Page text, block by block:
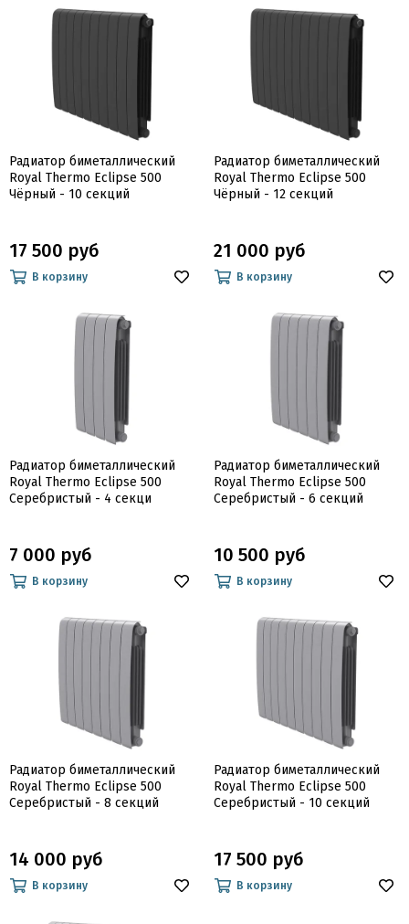
Радиатор биметаллический
Royal Thermo Eclipse 500
Чёрный - 10 секций
17 500 руб
В корзину
Радиатор биметаллический
Royal Thermo Eclipse 500
Чёрный - 12 секций
21 000 руб
В корзину
Радиатор биметаллический
Royal Thermo Eclipse 500
Серебристый - 4 секци
7 000 руб
В корзину
Радиатор биметаллический
Royal Thermo Eclipse 500
Серебристый - 6 секций
10 500 руб
В корзину
Радиатор биметаллический
Royal Thermo Eclipse 500
Серебристый - 8 секций
14 000 руб
В корзину
Радиатор биметаллический
Royal Thermo Eclipse 500
Серебристый - 10 секций
17 500 руб
В корзину